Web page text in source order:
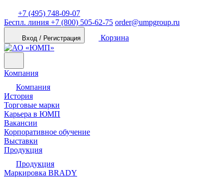
+7 (495) 748-09-07
Беспл. линия +7 (800) 505-62-75 order@umpgroup.ru
Вход / Регистрация Корзина
Компания
Компания
История
Торговые марки
Карьера в ЮМП
Вакансии
Корпоративное обучение
Выставки
Продукция
Продукция
Маркировка BRADY